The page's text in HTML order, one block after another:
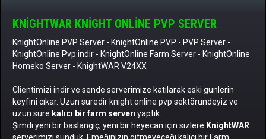
KNIGHTWAR KNIGHT ONLINE PVP SERVER
KnightOnline PVP Server - KnightOnline PVP - PVP Server -
KnightOnline Pvp indir - KnightOnline Farm Server - KnightOnline
Homeko Server - KnightWAR V24XX
Clientimizi indirve sende serverimize katılarak eski gunlerin
keyfini cıkar. Uzun suredir knight online pvp sektörundeyiz ve
uzun sure kalıcı bir farm serveri yaptık.
Şimdi yeni bir baslangıç, yeni bir heyecan için sizlere KnightWAR